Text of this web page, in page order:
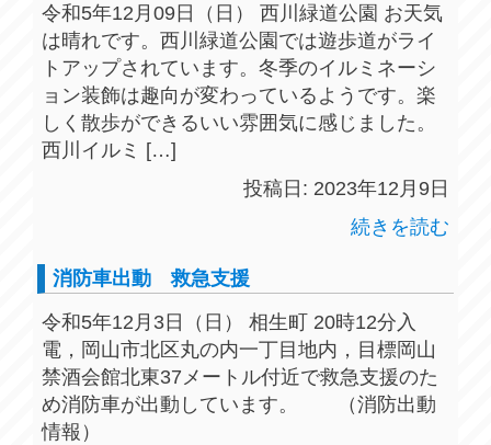
令和5年12月09日（日） 西川緑道公園 お天気
は晴れです。西川緑道公園では遊歩道がライ
トアップされています。冬季のイルミネーシ
ョン装飾は趣向が変わっているようです。楽
しく散歩ができるいい雰囲気に感じました。
西川イルミ […]
投稿日: 2023年12月9日
続きを読む
消防車出動 救急支援
令和5年12月3日（日） 相生町 20時12分入
電，岡山市北区丸の内一丁目地内，目標岡山
禁酒会館北東37メートル付近で救急支援のた
め消防車が出動しています。 （消防出動
情報）